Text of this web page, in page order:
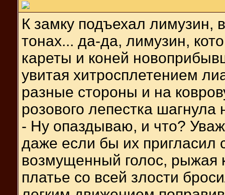
К замку подъехал лимузин,
тонах... да-да, лимузин,
кареты и коней
увитая хитросплетением
разные стороны и на
розового лепестка
- Ну опаздываю, и что?
даже если бы их пригласил
возмущенный голос, рыжая
платье со всей злости